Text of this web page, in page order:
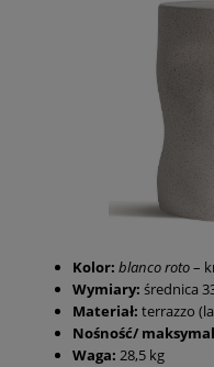
Kolor: blanco roto–
Wymiary: średnica
Materiał: terrazzo
Nośność/
Waga: 28,5 kg